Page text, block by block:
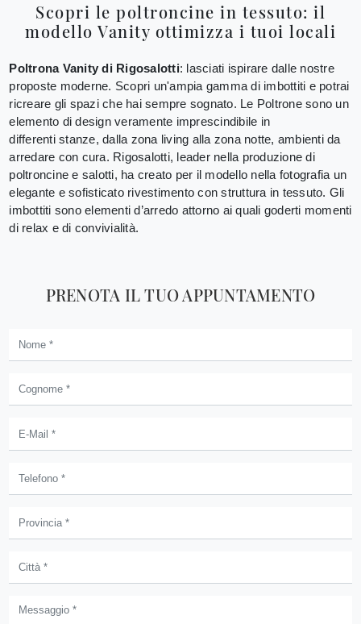
Scopri le poltroncine in tessuto: il
modello Vanity ottimizza i tuoi locali
Poltrona Vanity di Rigosalotti: lasciati ispirare dalle nostre
proposte moderne. Scopri un'ampia gamma di imbottiti e potrai
ricreare gli spazi che hai sempre sognato. Le Poltrone sono un
elemento di design veramente imprescindibile in
differenti stanze, dalla zona living alla zona notte, ambienti da
arredare con cura. Rigosalotti, leader nella produzione di
poltroncine e salotti, ha creato per il modello nella fotografia un
elegante e sofisticato rivestimento con struttura in tessuto. Gli
imbottiti sono elementi d’arredo attorno ai quali goderti momenti
di relax e di convivialità.
PRENOTA IL TUO APPUNTAMENTO